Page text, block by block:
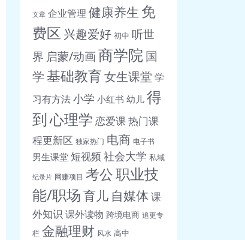
文章 企业管理 健康养生 免
费区 兴趣爱好 初中 听世
界 启蒙/动画商学院国
学 基础教育女生课堂 学
习有方法小学 小红书 幼儿 得
到心理学 恋爱课热门课
程更新区 独家热门 电商 电子书
男生课堂 短视频 社会大学 私域
纪录片 网赚项目 考公职业技
能/职场育儿 自媒体 课
外知识 课外读物 跨境电商 追更专
栏 金融理财 风水 高中